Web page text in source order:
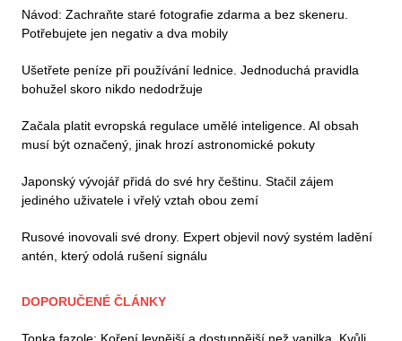
Návod: Zachraňte staré fotografie zdarma a bez skeneru.
Potřebujete jen negativ a dva mobily
Ušetřete peníze při používání lednice. Jednoduchá pravidla
bohužel skoro nikdo nedodržuje
Začala platit evropská regulace umělé inteligence. AI obsah
musí být označený, jinak hrozí astronomické pokuty
Japonský vývojář přidá do své hry češtinu. Stačil zájem
jediného uživatele i vřelý vztah obou zemí
Rusové inovovali své drony. Expert objevil nový systém ladění
antén, který odolá rušení signálu
DOPORUČENÉ ČLÁNKY